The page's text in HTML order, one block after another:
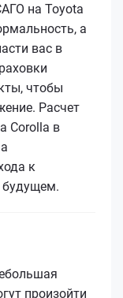
на Toyota
а
вас в
чтобы
Расчет
Corolla в
к
произойти